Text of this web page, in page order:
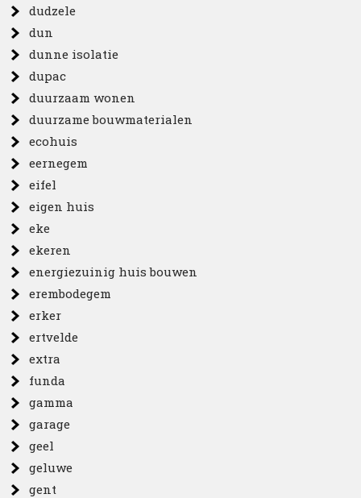
dudzele
dun
dunne isolatie
dupac
duurzaam wonen
duurzame bouwmaterialen
ecohuis
eernegem
eifel
eigen huis
eke
ekeren
energiezuinig huis bouwen
erembodegem
erker
ertvelde
extra
funda
gamma
garage
geel
geluwe
gent